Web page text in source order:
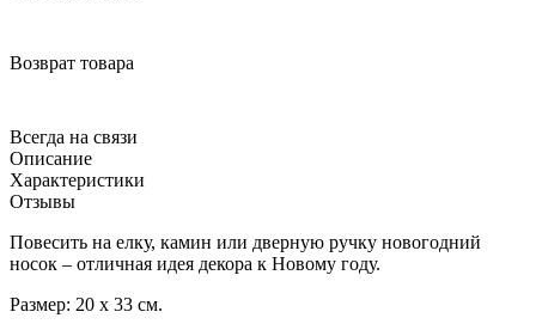
Возврат товара
Всегда на связи
Описание
Характеристики
Отзывы
Повесить на елку, камин или дверную ручку новогодний
носок – отличная идея декора к Новому году.
Размер: 20 х 33 см.